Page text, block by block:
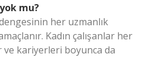
mu?
her uzmanlık
Kadın çalışanlar her
ve kariyerleri boyunca da